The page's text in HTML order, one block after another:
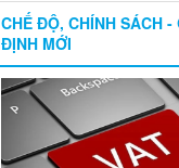
CHẾ ĐỘ, CHÍNH SÁCH -
ĐỊNH MỚI